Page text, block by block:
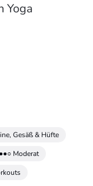
Yoga
Gesäß & Hüfte
●●○ Moderat